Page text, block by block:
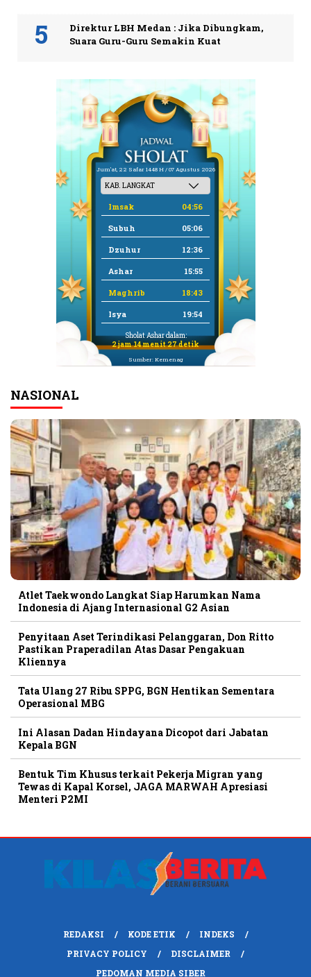
Direktur LBH Medan : Jika Dibungkam,
Suara Guru-Guru Semakin Kuat
Jum'at, 22 Safar 1448 H / 07 Agustus 2026
Imsak 04:56
Subuh 05:06
Dzuhur 12:36
Ashar 15:55
Maghrib 18:43
Isya 19:54
Sholat Ashar dalam:
2 jam 14 menit 27 detik
Sumber: Kemenag
NASIONAL
Atlet Taekwondo Langkat Siap Harumkan Nama
Indonesia di Ajang Internasional G2 Asian
Penyitaan Aset Terindikasi Pelanggaran, Don Ritto
Pastikan Praperadilan Atas Dasar Pengakuan
Kliennya
Tata Ulang 27 Ribu SPPG, BGN Hentikan Sementara
Operasional MBG
Ini Alasan Dadan Hindayana Dicopot dari Jabatan
Kepala BGN
Bentuk Tim Khusus terkait Pekerja Migran yang
Tewas di Kapal Korsel, JAGA MARWAH Apresiasi
Menteri P2MI
REDAKSI KODE ETIK
INDEKS
PRIVACY POLICY
DISCLAIMER
PEDOMAN MEDIA SIBER